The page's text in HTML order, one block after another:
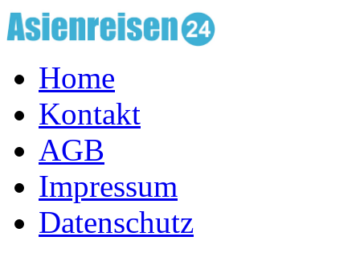
Home
Kontakt
AGB
Impressum
Datenschutz